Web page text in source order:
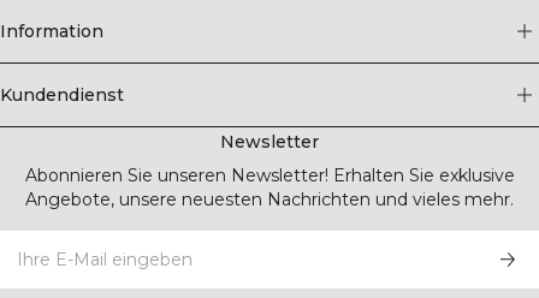
Information
Kundendienst
Newsletter
Abonnieren Sie unseren Newsletter! Erhalten Sie exklusive
Angebote, unsere neuesten Nachrichten und vieles mehr.